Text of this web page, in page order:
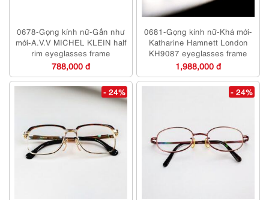
0678-Gọng kính nữ-Gần như
mới-A.V.V MICHEL KLEIN half
rim eyeglasses frame
788,000 đ
0681-Gọng kính nữ-Khá mới-
Katharine Hamnett London
KH9087 eyeglasses frame
1,988,000 đ
- 24% - 24%